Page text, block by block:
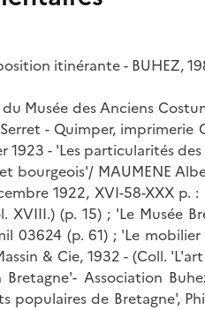
itinérante - BUHEZ,
Musée des Anciens
- Quimper, imprimerie
1923 - 'Les particularités
bourgeois'/ MAUMENE
1922, XVI-58-XXX p.
XVIII.) (p. 15) ; 'Le Musée
03624 (p. 61) ; 'Le
& Cie, 1932 - (Coll.
Association
populaires de Bretagne',